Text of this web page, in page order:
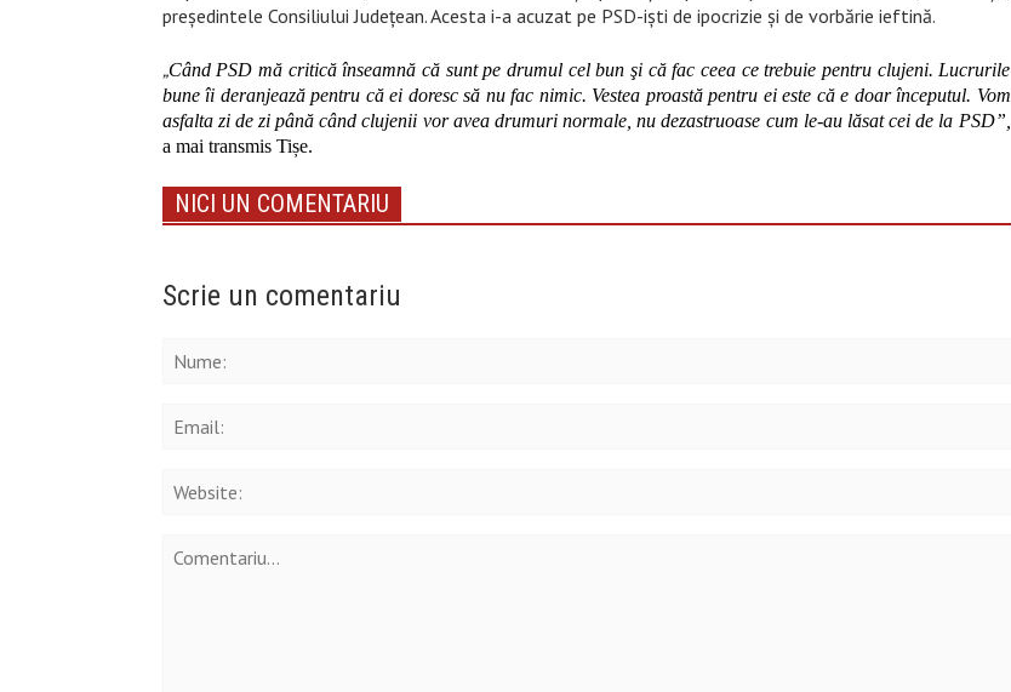
președintele Consiliului Județean. Acesta i-a acuzat pe PSD-iști de ipocrizie și de vorbărie ieftină.
„Când PSD mă critică înseamnă că sunt pe drumul cel bun şi că fac ceea ce trebuie pentru clujeni. Lucrurile
bune îi deranjează pentru că ei doresc să nu fac nimic. Vestea proastă pentru ei este că e doar începutul. Vom
asfalta zi de zi până când clujenii vor avea drumuri normale, nu dezastruoase cum le-au lăsat cei de la PSD”,
a mai transmis Tișe.
NICI UN COMENTARIU
Scrie un comentariu